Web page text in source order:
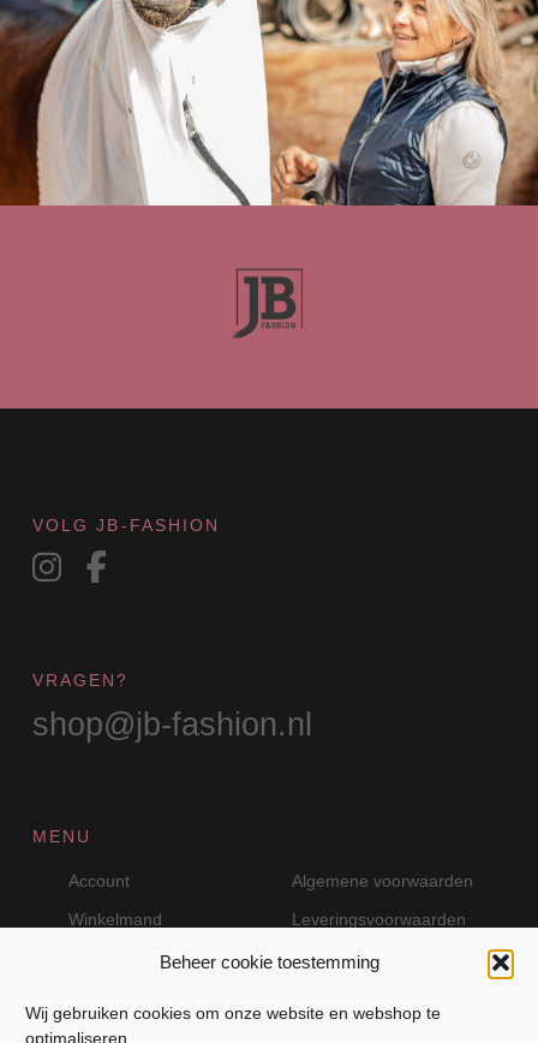
Beheer cookie toestemming
Wij gebruiken cookies om onze website en webshop te
optimaliseren.
VOLG JB-FASHION
VRAGEN?
shop@jb-fashion.nl
MENU
Account
Algemene voorwaarden
Winkelmand
Leveringsvoorwaarden
VEILIG BETALEN MET MOLLIE